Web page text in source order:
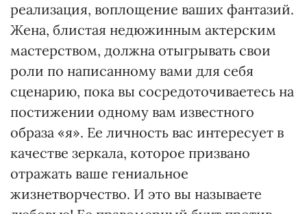
реализация, воплощение ваших фантазий.
Жена, блистая недюжинным актерским
мастерством, должна отыгрывать свои
роли по написанному вами для себя
сценарию, пока вы сосредоточиваетесь на
постижении одному вам известного
образа «я». Ее личность вас интересует в
качестве зеркала, которое призвано
отражать ваше гениальное
жизнетворчество. И это вы называете